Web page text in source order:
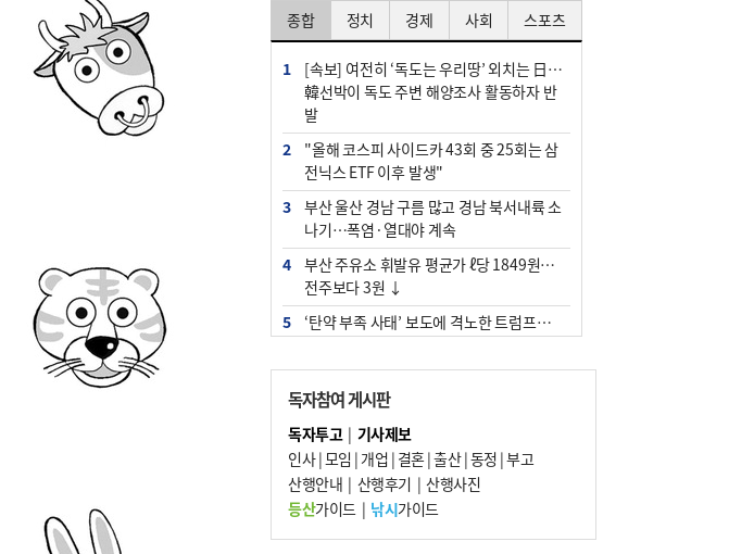
종합 정치 경제 사회 스포츠
1
[속보] 여전히 ‘독도는 우리땅’ 외치는 日…
韓선박이 독도 주변 해양조사 활동하자 반
발
2
"올해 코스피 사이드카 43회 중 25회는 삼
전닉스 ETF 이후 발생"
3
부산 울산 경남 구름 많고 경남 북서내륙 소
나기…폭염·열대야 계속
4
부산 주유소 휘발유 평균가 ℓ당 1849원…
전주보다 3원 ↓
5
‘탄약 부족 사태’ 보도에 격노한 트럼프…
물선 적발
7
[2026 부산청소년극지체험탐험대 현장르
포] 2회 : 하늘에서 만난 얼음의 나라
8
입추 지났지만 푹푹 찐다…온열질환자 10
년 만에 3배
독자참여 게시판
독자투고| 기사제보
인사|모임 | 개업 | 결혼|출산|동정 |부고
산행안내 | 산행후기 | 산행사진
등산가이드| 낚시가이드